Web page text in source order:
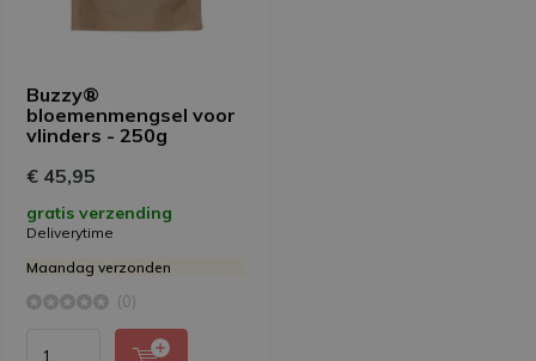
Buzzy®
bloemenmengsel voor
vlinders - 250g
€ 45,95
gratis verzending
Deliverytime
Maandag verzonden
(0)